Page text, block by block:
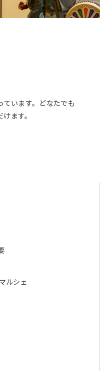
います。どなたでも
ます。
ルシェ